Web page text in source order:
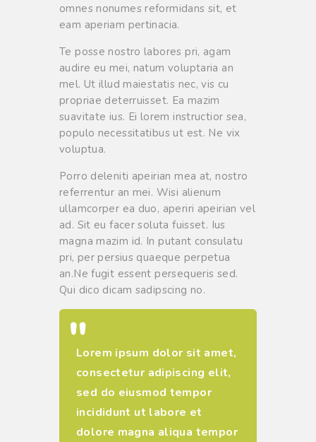
omnes nonumes reformidans sit, et
eam aperiam pertinacia.
Te posse nostro labores pri, agam
audire eu mei, natum voluptaria an
mel. Ut illud maiestatis nec, vis cu
propriae deterruisset. Ea mazim
suavitate ius. Ei lorem instructior sea,
populo necessitatibus ut est. Ne vix
voluptua.
Porro deleniti apeirian mea at, nostro
referrentur an mei. Wisi alienum
ullamcorper ea duo, aperiri apeirian vel
ad. Sit eu facer soluta fuisset. Ius
magna mazim id. In putant consulatu
pri, per persius quaeque perpetua
an.Ne fugit essent persequeris sed.
Qui dico dicam sadipscing no.
Lorem ipsum dolor sit amet,
consectetur adipiscing elit,
sed do eiusmod tempor
incididunt ut labore et
dolore magna aliqua tempor